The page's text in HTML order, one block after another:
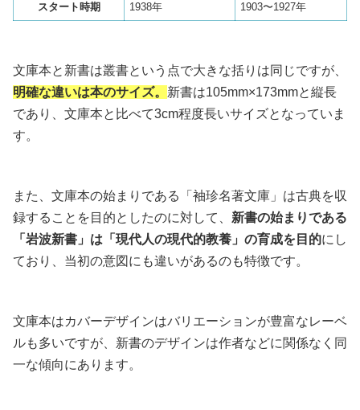
スタート時期 1938年 1903〜1927年
文庫本と新書は叢書という点で大きな括りは同じですが、
明確な違いは本のサイズ。 新書は105mm×173mmと縦長
であり、文庫本と比べて3cm程度長いサイズとなっていま
す。
また、文庫本の始まりである「袖珍名著文庫」は古典を収
録することを目的としたのに対して、 新書の始まりである
「岩波新書」は「現代人の現代的教養」の育成を目的にし
ており、当初の意図にも違いがあるのも特徴です。
文庫本はカバーデザインはバリエーションが豊富なレーベ
ルも多いですが、新書のデザインは作者などに関係なく同
一な傾向にあります。